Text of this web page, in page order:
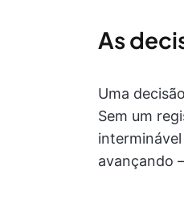
As
Uma
Sem um
avançando